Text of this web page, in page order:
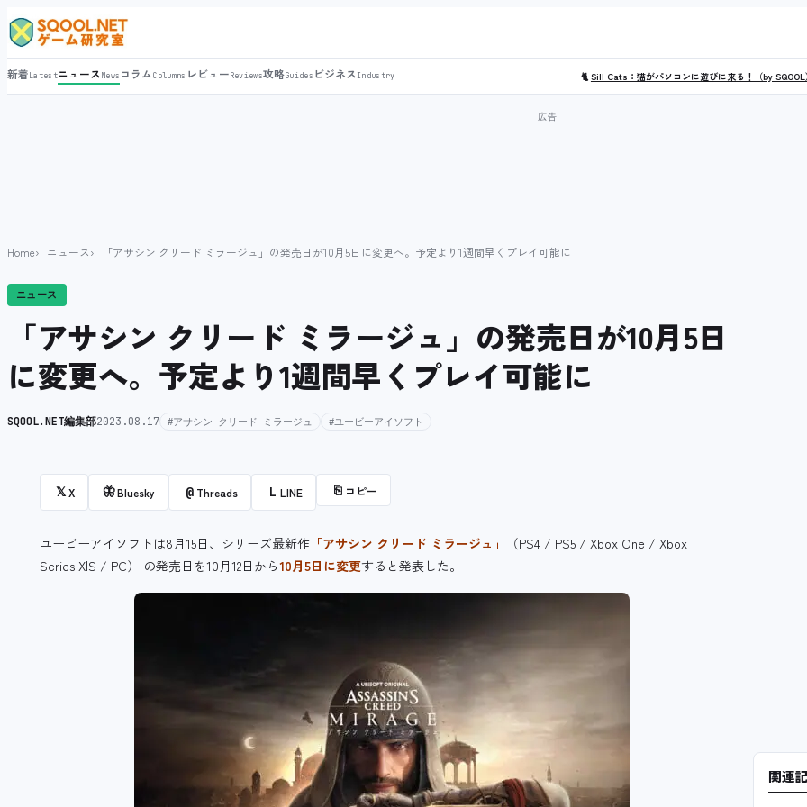
新着LatestニュースNews コラムColumns レビューReviews攻略Guides ビジネスIndustry 🐈Sill Cats：猫がパソコンに遊びに来る！（by
Home ニュース 「アサシン クリード ミラージュ」の発売日が10月5日に変更へ。予定より1週間早くプレイ可能に
ニュース
「アサシン クリード ミラージュ」の発売日が10月5日
に変更へ。予定より1週間早くプレイ可能に
SQOOL.NET編集部2023.08.17 #アサシン クリード ミラージュ #ユービーアイソフト
𝕏X 🦋Bluesky @ Threads L LINE ⎘ コピー
ユービーアイソフトは8月15日、シリーズ最新作 「アサシン クリード ミラージュ」
（PS4 / PS5 / Xbox One / Xbox
Series X|S / PC） の発売日を10月12日から10月5日に変更すると発表した。
関連